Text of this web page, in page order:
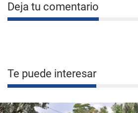
Deja tu comentario
Te puede interesar